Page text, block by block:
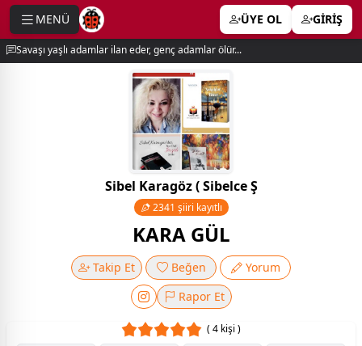
MENÜ ÜYE OL GİRİŞ
Savaşı yaşlı adamlar ilan eder, genç adamlar ölür...
Sibel Karagöz ( Sibelce Ş
2341 şiiri kayıtlı
KARA GÜL
Takip Et Beğen
Yorum
Rapor Et
( 4 kişi )
menu